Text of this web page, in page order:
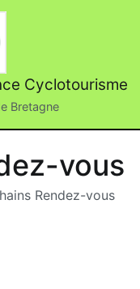
Cyclotourisme
Bretagne
vous
Rendez-vous